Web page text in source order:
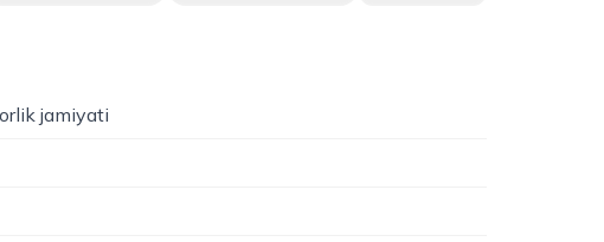
jamiyati